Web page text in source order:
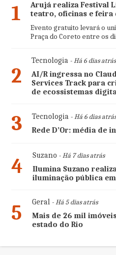
1
Arujá realiza Festival
teatro, oficinas e feira
Evento gratuito levará o
Praça do Coreto entre os
2
Tecnologia- Há 6 dias atrás
AI/R ingressa no
Services Track para
de ecossistemas
3 Tecnologia- Há 6 dias atrás
Rede D’Or: média de
4 Suzano - Há 7 dias atrás
Ilumina Suzano
iluminação pública
5 Geral- Há 5 dias atrás
Mais de 26 mil
estado do Rio